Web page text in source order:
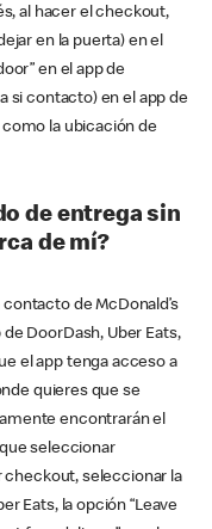
al hacer el checkout,
en la puerta) en el
en el app de
si contacto) en el app de
como la ubicación de
de entrega sin
de mí?
de McDonald’s
DoorDash, Uber Eats,
el app tenga acceso a
quieres que se
encontrarán el
seleccionar
checkout, seleccionar la
Eats, la opción “Leave